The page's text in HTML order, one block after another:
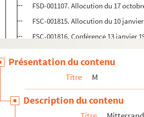
FSD-001107. Allocution du 17
FSC-001815. Allocution du 10
FSC-001816. Conférence 13 janvier
FSE-006011. Conférence de presse
FSC-001817. Allocution du 1er
FSE-006012. Conférence de presse
FSC-001818. Discours à l'Unesco du
FSD-001108. Allocution 27
Présentation du contenu
Titre M
Description du contenu